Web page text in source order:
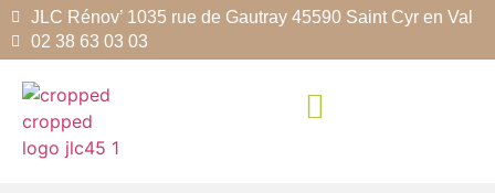
JLC Rénov’ 1035 rue de Gautray 45590 Saint Cyr en Val
02 38 63 03 03